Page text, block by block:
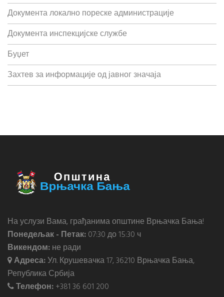
Документа локално пореске администрације
Документа инспекцијске службе
Буџет
Захтев за информације од јавног значаја
На услузи Вама, грађанима општине Врњачка Бања!
Понедељак - Петак:07:30 до 15:30 ч
Викендом:не ради
Адреса:Ул. Крушевачка 17, 36210 Врњачка Бања,
Република Србија
Телефон:+381 36 601 200